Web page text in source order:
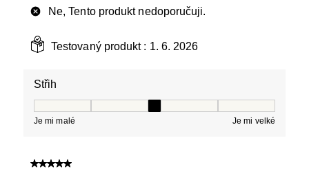
Ne, Tento produkt nedoporučuji.
Testovaný produkt : 1. 6. 2026
Střih
Je mi malé Je mi velké
5 z 5 hvězdiček.